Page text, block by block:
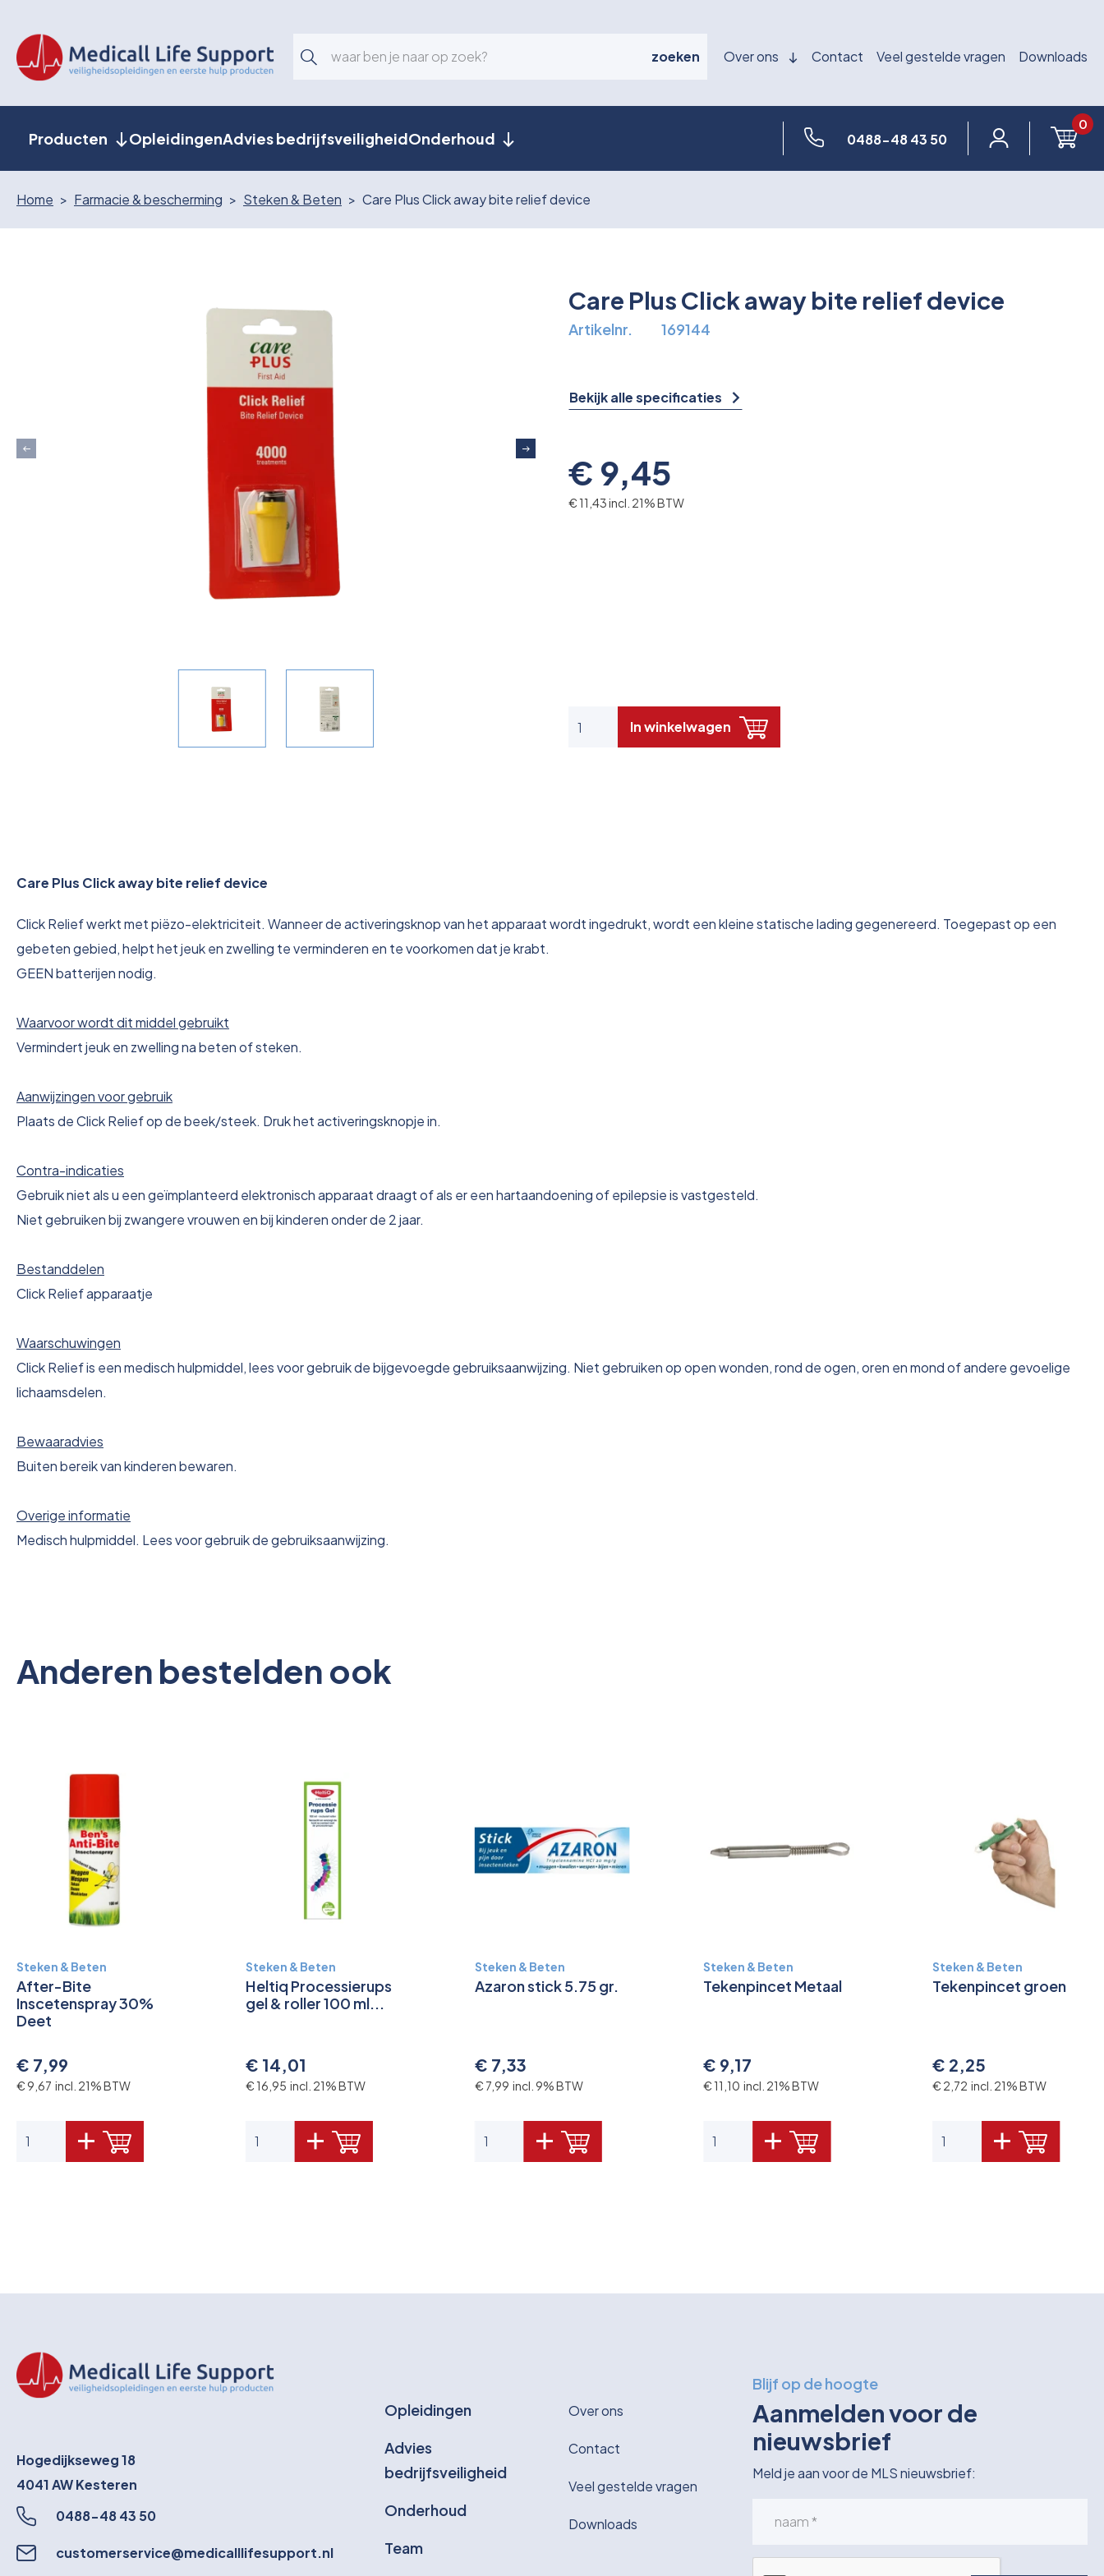
zoeken Over ons Contact Veel gestelde vragen Downloads
Producten OpleidingenAdvies bedrijfsveiligheidOnderhoud 0488-48 43 50
0
Home Farmacie & bescherming Steken & Beten Care Plus Click away bite relief device
Care Plus Click away bite relief device
Artikelnr. 169144
Bekijk alle specificaties
€ 9,45
€ 11,43 incl. 21% BTW
In winkelwagen
Care Plus Click away bite relief device
Click Relief werkt met piëzo-elektriciteit. Wanneer de activeringsknop van het apparaat wordt ingedrukt, wordt een kleine statische lading gegenereerd. Toegepast op een
gebeten gebied, helpt het jeuk en zwelling te verminderen en te voorkomen dat je krabt.
GEEN batterijen nodig.
Waarvoor wordt dit middel gebruikt
Vermindert jeuk en zwelling na beten of steken.
Aanwijzingen voor gebruik
Plaats de Click Relief op de beek/steek. Druk het activeringsknopje in.
Contra-indicaties
Gebruik niet als u een geïmplanteerd elektronisch apparaat draagt of als er een hartaandoening of epilepsie is vastgesteld.
Niet gebruiken bij zwangere vrouwen en bij kinderen onder de 2 jaar.
Bestanddelen
Click Relief apparaatje
Waarschuwingen
Click Relief is een medisch hulpmiddel, lees voor gebruik de bijgevoegde gebruiksaanwijzing. Niet gebruiken op open wonden, rond de ogen, oren en mond of andere gevoelige
lichaamsdelen.
Bewaaradvies
Buiten bereik van kinderen bewaren.
Overige informatie
Medisch hulpmiddel. Lees voor gebruik de gebruiksaanwijzing.
Anderen bestelden ook
Steken & Beten
After-Bite
Inscetenspray 30%
Deet
€ 7,99
€ 9,67 incl. 21% BTW
Steken & Beten
Heltiq Processierups
gel & roller 100 ml...
€ 14,01
€ 16,95 incl. 21% BTW
Steken & Beten
Azaron stick 5.75 gr.
€ 7,33
€ 7,99 incl. 9% BTW
Steken & Beten
Tekenpincet Metaal
€ 9,17
€ 11,10 incl. 21% BTW
Steken & Beten
Tekenpincet groen
€ 2,25
€ 2,72 incl. 21% BTW
Hogedijkseweg 18
4041 AWKesteren
0488-48 43 50
customerservice@medicalllifesupport.nl
Opleidingen
Advies
bedrijfsveiligheid
Onderhoud
Team
Over ons
Contact
Veel gestelde vragen
Downloads
Blijf op de hoogte
Aanmelden voor de
nieuwsbrief
Meld je aan voor de MLS nieuwsbrief: